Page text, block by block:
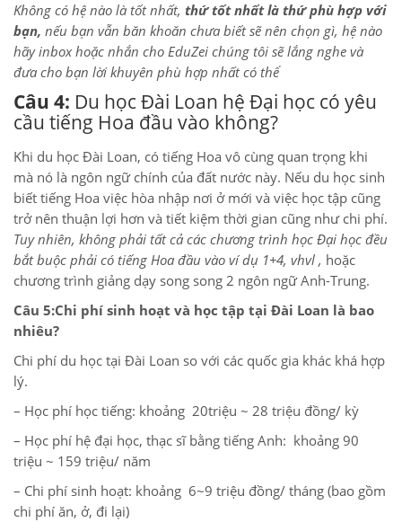
Không có hệ nào là tốt nhất, thứ tốt nhất là thứ phù hợp với
bạn, nếu bạn vẫn băn khoăn chưa biết sẽ nên chọn gì, hệ nào
hãy inbox hoặc nhắn cho EduZei chúng tôi sẽ lắng nghe và
đưa cho bạn lời khuyên phù hợp nhất có thể
Câu 4: Du học Đài Loan hệ Đại học có yêu
cầu tiếng Hoa đầu vào không?
Khi du học Đài Loan, có tiếng Hoa vô cùng quan trọng khi
mà nó là ngôn ngữ chính của đất nước này. Nếu du học sinh
biết tiếng Hoa việc hòa nhập nơi ở mới và việc học tập cũng
trở nên thuận lợi hơn và tiết kiệm thời gian cũng như chi phí.
Tuy nhiên, không phải tất cả các chương trình học Đại học đều
bắt buộc phải có tiếng Hoa đầu vào ví dụ 1+4, vhvl , hoặc
chương trình giảng dạy song song 2 ngôn ngữ Anh-Trung.
Câu 5:Chi phí sinh hoạt và học tập tại Đài Loan là bao
nhiêu?
Chi phí du học tại Đài Loan so với các quốc gia khác khá hợp
lý.
– Học phí học tiếng: khoảng 20triệu ~ 28 triệu đồng/ kỳ
– Học phí hệ đại học, thạc sĩ bằng tiếng Anh: khoảng 90
triệu ~ 159 triệu/ năm
– Chi phí sinh hoạt: khoảng 6~9 triệu đồng/ tháng (bao gồm
chi phí ăn, ở, đi lại)